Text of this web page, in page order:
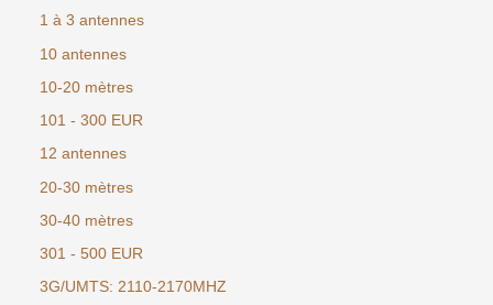
1 à 3 antennes
10 antennes
10-20 mètres
101 - 300 EUR
12 antennes
20-30 mètres
30-40 mètres
301 - 500 EUR
3G/UMTS: 2110-2170MHZ